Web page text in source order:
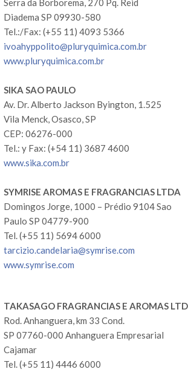
Serra da Borborema, 270 Pq. Reid
Diadema SP 09930-580
Tel.:/Fax: (+55 11) 4093 5366
ivoahyppolito@pluryquimica.com.br
www.pluryquimica.com.br
SIKA SAO PAULO
Av. Dr. Alberto Jackson Byington, 1.525
Vila Menck, Osasco, SP
CEP: 06276-000
Tel.: y Fax: (+54 11) 3687 4600
www.sika.com.br
SYMRISE AROMAS E FRAGRANCIAS LTDA
Domingos Jorge, 1000 – Prédio 9104 Sao
Paulo SP 04779-900
Tel. (+55 11) 5694 6000
tarcizio.candelaria@symrise.com
www.symrise.com
TAKASAGO FRAGRANCIAS E AROMAS
Rod. Anhanguera, km 33 Cond.
SP 07760-000 Anhanguera Empresarial
Cajamar
Tel. (+55 11) 4446 6000